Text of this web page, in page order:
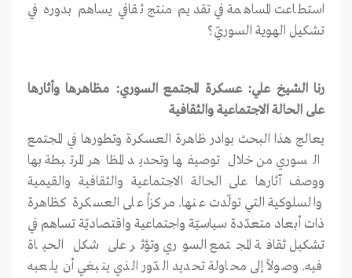
استطاعت المساهمة في تقديم منتج ثقافي يساهم بدوره في
تشكيل الهوية السوريّ؟
رنا الشيخ علي: عسكرة المجتمع السوري: مظاهرها وأثارها
على الحالة الاجتماعية والثقافية
يعالج هذا البحث بوادر ظاهرة العسكرة وتطورها في المجتمع
السوري من خلال توصيفها وتحديد المظاهر المرتبطة بها
ووصف آثارها على الحالة الاجتماعية والثقافية والقيمية
والسلوكية التي تولّدت عنها. مركزاً على العسكرة كظاهرة
ذات أبعاد متعدّدة سياسيّة واجتماعية واقتصاديّة تساهم في
تشكيل ثقافة المجتمع السوري وتؤثر على شكل الحياة
فيه. وصولاً إلى محاولة تحديد الدّور الذي ينبغي أن يلعبه